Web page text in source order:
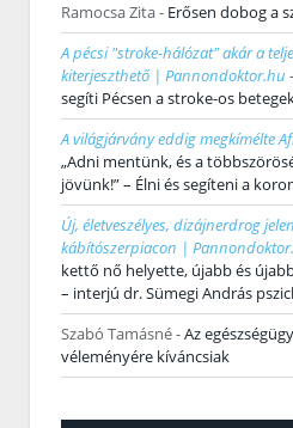
Ramocsa Zita- Erősen dobog a
A pécsi "stroke-hálózat" akár a
kiterjeszthető | Pannondoktor.hu -
segíti Pécsen a stroke-os
A világjárvány eddig megkímélte
„Adni mentünk, és a
jövünk!” – Élni és segíteni a
Új, életveszélyes, dizájnerdrog
kábítószerpiacon |
kettő nő helyette, újabb és
– interjú dr. Sümegi András
Szabó Tamásné-Az
véleményére kíváncsiak